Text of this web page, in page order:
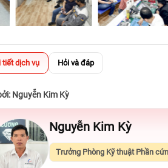
tiết dịch vụ Hỏi và đáp
Nguyễn Kim Kỳ
Nguyễn Kim Kỳ
Trưởng Phòng Kỹ thuật Phần